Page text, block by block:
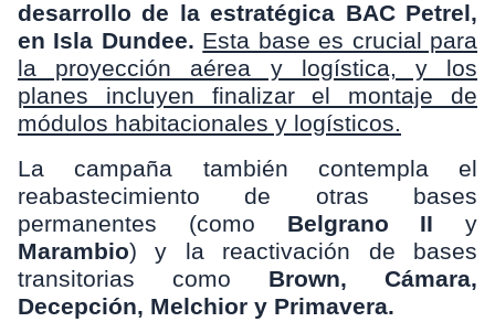
desarrollo de la estratégica BAC Petrel,
en Isla Dundee. Esta base es crucial para
la proyección aérea y logística, y los
planes incluyen finalizar el montaje de
módulos habitacionales y logísticos.
La campaña también contempla el
reabastecimiento de otras bases
permanentes (como Belgrano II y
Marambio) y la reactivación de bases
transitorias como Brown, Cámara,
Decepción, Melchior y Primavera.